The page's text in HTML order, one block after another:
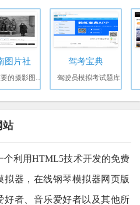
图片社 驾考宝典
驾驶员模拟考试题库
站
个利用HTML5技术开发的免费
器，在线钢琴模拟器网页版
好者、音乐爱好者以及其他所